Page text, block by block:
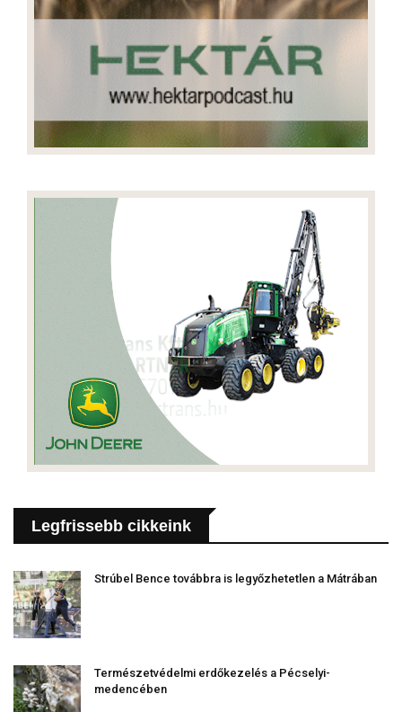
Legfrissebb cikkeink
Strúbel Bence továbbra is legyőzhetetlen a Mátrában
Természetvédelmi erdőkezelés a Pécselyi-
medencében